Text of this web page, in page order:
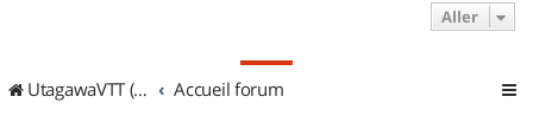
Aller
UtagawaVTT (Randos VTT et VTTAE avec traces GPS) Accueil forum